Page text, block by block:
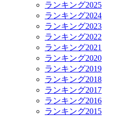
ランキング2025
ランキング2024
ランキング2023
ランキング2022
ランキング2021
ランキング2020
ランキング2019
ランキング2018
ランキング2017
ランキング2016
ランキング2015